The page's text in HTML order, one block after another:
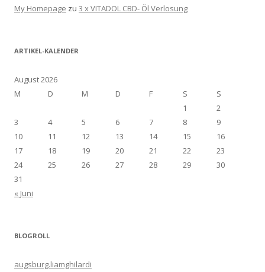
My Homepage zu 3 x VITADOL CBD- Öl Verlosung
ARTIKEL-KALENDER
August 2026
M
D M D F S
S
1
2
3
4 5 6 7 8
9
10
11 12 13 14 15
16
17
18 19 20 21 22
23
24
25 26 27 28 29
30
31
« Juni
BLOGROLL
augsburg.liamghilardi